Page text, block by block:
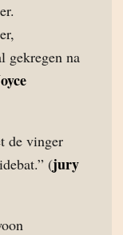
gekregen na
de vinger
(jury